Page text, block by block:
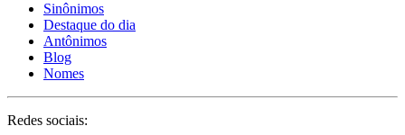
Sinônimos
Destaque do dia
Antônimos
Blog
Nomes
Redes sociais: